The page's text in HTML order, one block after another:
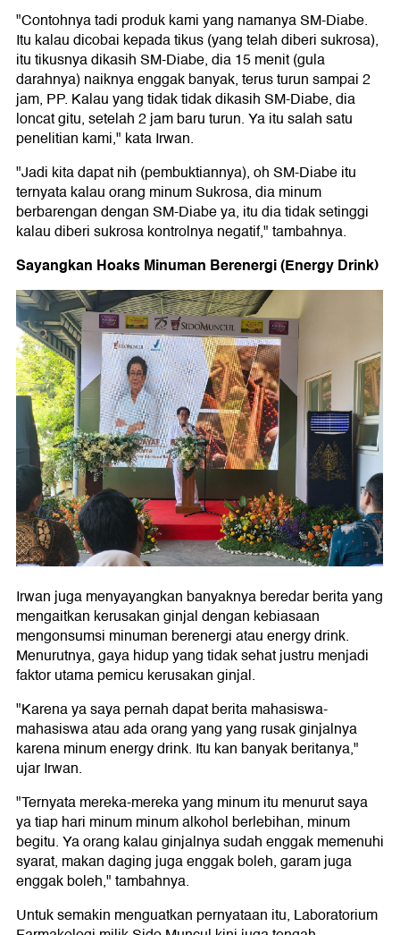
"Contohnya tadi produk kami yang namanya SM-Diabe.
Itu kalau dicobai kepada tikus (yang telah diberi sukrosa),
itu tikusnya dikasih SM-Diabe, dia 15 menit (gula
darahnya) naiknya enggak banyak, terus turun sampai 2
jam, PP. Kalau yang tidak tidak dikasih SM-Diabe, dia
loncat gitu, setelah 2 jam baru turun. Ya itu salah satu
penelitian kami," kata Irwan.
"Jadi kita dapat nih (pembuktiannya), oh SM-Diabe itu
ternyata kalau orang minum Sukrosa, dia minum
berbarengan dengan SM-Diabe ya, itu dia tidak setinggi
kalau diberi sukrosa kontrolnya negatif," tambahnya.
Sayangkan Hoaks Minuman Berenergi (Energy Drink)
Irwan juga menyayangkan banyaknya beredar berita yang
mengaitkan kerusakan ginjal dengan kebiasaan
mengonsumsi minuman berenergi atau energy drink.
Menurutnya, gaya hidup yang tidak sehat justru menjadi
faktor utama pemicu kerusakan ginjal.
"Karena ya saya pernah dapat berita mahasiswa-
mahasiswa atau ada orang yang yang rusak ginjalnya
karena minum energy drink. Itu kan banyak beritanya,"
ujar Irwan.
"Ternyata mereka-mereka yang minum itu menurut saya
ya tiap hari minum minum alkohol berlebihan, minum
begitu. Ya orang kalau ginjalnya sudah enggak memenuhi
syarat, makan daging juga enggak boleh, garam juga
enggak boleh," tambahnya.
Untuk semakin menguatkan pernyataan itu, Laboratorium